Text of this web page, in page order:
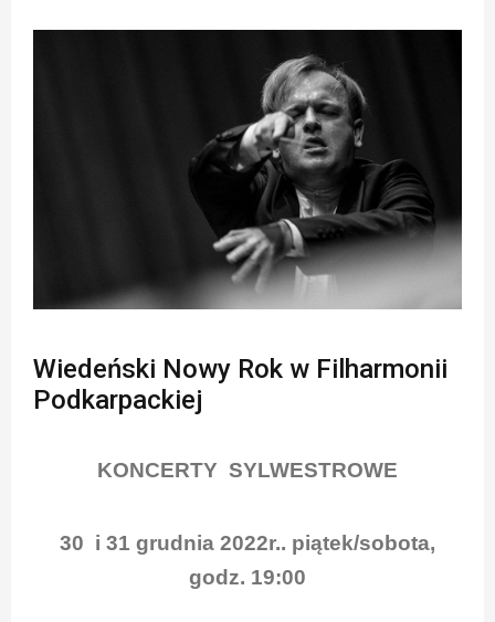
Wiedeński Nowy Rok w Filharmonii
Podkarpackiej
KONCERTY SYLWESTROWE
30 i 31 grudnia 2022r.. piątek/sobota,
godz. 19:00